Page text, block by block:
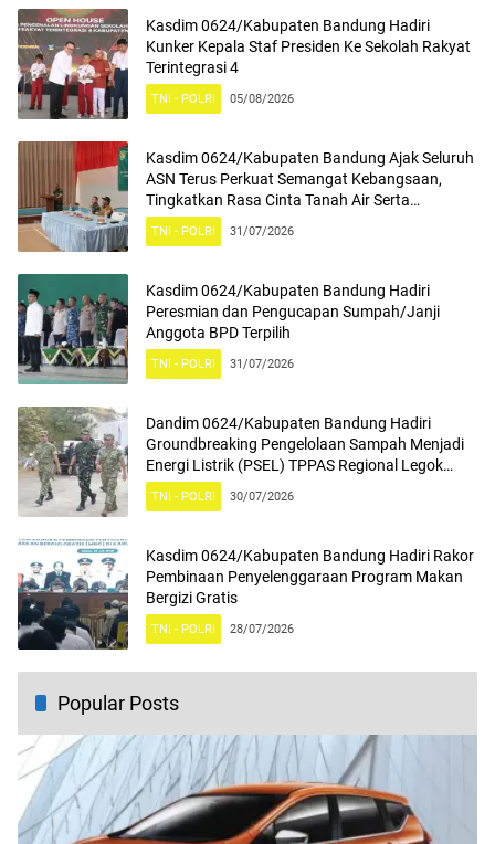
Kasdim 0624/Kabupaten Bandung Hadiri
Kunker Kepala Staf Presiden Ke Sekolah Rakyat
Terintegrasi 4
TNI - POLRI 05/08/2026
Kasdim 0624/Kabupaten Bandung Ajak Seluruh
ASN Terus Perkuat Semangat Kebangsaan,
Tingkatkan Rasa Cinta Tanah Air Serta
Mengamalkan Nilai Nilai Pancasila
TNI - POLRI 31/07/2026
Kasdim 0624/Kabupaten Bandung Hadiri
Peresmian dan Pengucapan Sumpah/Janji
Anggota BPD Terpilih
TNI - POLRI 31/07/2026
Dandim 0624/Kabupaten Bandung Hadiri
Groundbreaking Pengelolaan Sampah Menjadi
Energi Listrik (PSEL) TPPAS Regional Legok
Nangka
TNI - POLRI 30/07/2026
Kasdim 0624/Kabupaten Bandung Hadiri Rakor
Pembinaan Penyelenggaraan Program Makan
Bergizi Gratis
TNI - POLRI 28/07/2026
Popular Posts